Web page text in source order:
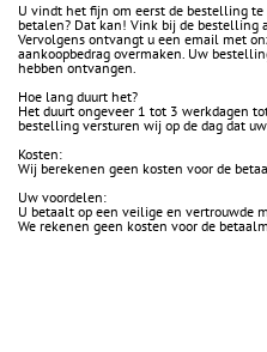
U vindt het fijn om eerst de bestelling
betalen? Dat kan! Vink bij de bestelling
Vervolgens ontvangt u een email met
aankoopbedrag overmaken. Uw
hebben ontvangen.
Hoe lang duurt het?
Het duurt ongeveer 1 tot 3 werkdagen
bestelling versturen wij op de dag dat
Kosten:
Wij berekenen geen kosten voor de
Uw voordelen:
U betaalt op een veilige en vertrouwde
We rekenen geen kosten voor de